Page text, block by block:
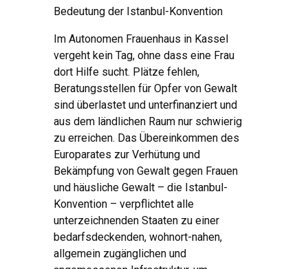
Bedeutung der Istanbul-Konvention
Im Autonomen Frauenhaus in Kassel
vergeht kein Tag, ohne dass eine Frau
dort Hilfe sucht. Plätze fehlen,
Beratungsstellen für Opfer von Gewalt
sind überlastet und unterfinanziert und
aus dem ländlichen Raum nur schwierig
zu erreichen. Das Übereinkommen des
Europarates zur Verhütung und
Bekämpfung von Gewalt gegen Frauen
und häusliche Gewalt – die Istanbul-
Konvention – verpflichtet alle
unterzeichnenden Staaten zu einer
bedarfsdeckenden, wohnort-nahen,
allgemein zugänglichen und